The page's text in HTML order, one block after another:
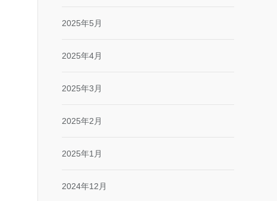
2025年5月
2025年4月
2025年3月
2025年2月
2025年1月
2024年12月